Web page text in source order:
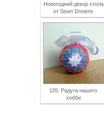
Новогодний декор стола
от Sewn Dreams
105. Радуга нашего
хобби